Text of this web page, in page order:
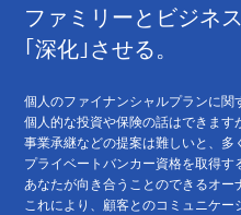
ファミリーとビジネ
｢深化｣させる。
個人のファイナンシャルプランに関
個人的な投資や保険の話はできます
事業承継などの提案は難しいと、多
プライベートバンカー資格を取得す
あなたが向き合うことのできるオー
これにより、顧客とのコミュニケー